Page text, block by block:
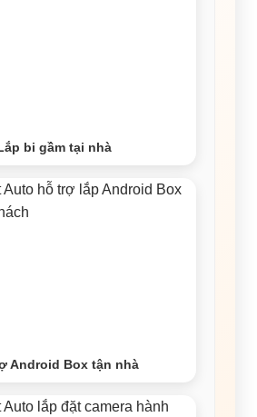
bi gầm tại nhà
Android Box tận nhà